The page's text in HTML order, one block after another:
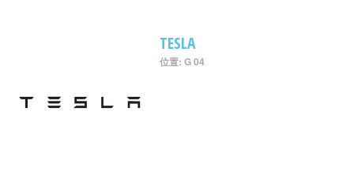
TESLA
位置: G 04